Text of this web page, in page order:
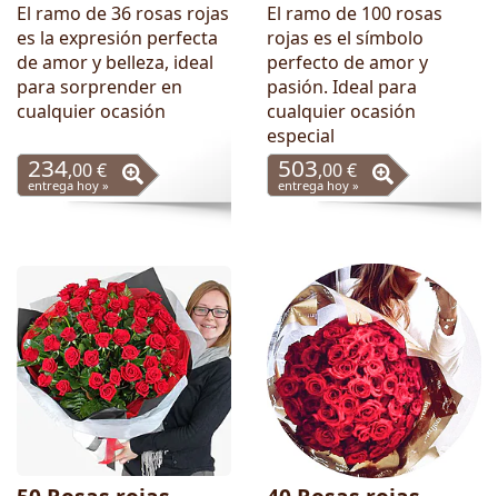
El ramo de 36 rosas rojas
es la expresión perfecta
de amor y belleza, ideal
para sorprender en
cualquier ocasión
234,00 €
entrega hoy »
El ramo de 100 rosas
rojas es el símbolo
perfecto de amor y
pasión. Ideal para
cualquier ocasión
especial
503,00 €
entrega hoy »